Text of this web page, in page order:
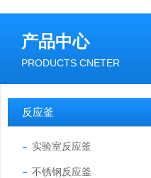
产品中心
PRODUCTS CNETER
反应釜
实验室反应釜
不锈钢反应釜